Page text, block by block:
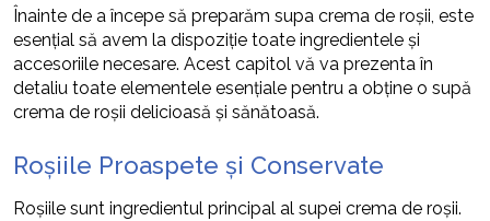
Înainte de a începe să preparăm supa crema de roșii, este
esențial să avem la dispoziție toate ingredientele și
accesoriile necesare. Acest capitol vă va prezenta în
detaliu toate elementele esențiale pentru a obține o supă
crema de roșii delicioasă și sănătoasă.
Roșiile Proaspete și Conservate
Roșiile sunt ingredientul principal al supei crema de roșii.